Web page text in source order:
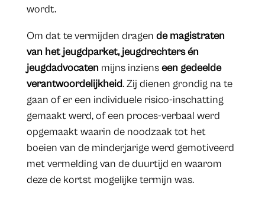
wordt.
Om dat te vermijden dragen de magistraten
van het jeugdparket, jeugdrechters én
jeugdadvocaten mijns inzienseen gedeelde
verantwoordelijkheid. Zij dienen grondig na te
gaan of er een individuele risico-inschatting
gemaakt werd, of een proces-verbaal werd
opgemaakt waarin de noodzaak tot het
boeien van de minderjarige werd gemotiveerd
met vermelding van de duurtijd en waarom
deze de kortst mogelijke termijn was.